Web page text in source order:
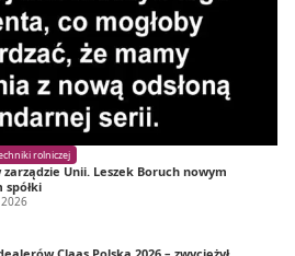
rolniczej
zarządzie Unii. Leszek Boruch nowym
spółki